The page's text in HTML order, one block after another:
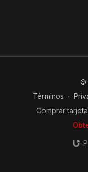
©
Términos ∙
Comprar